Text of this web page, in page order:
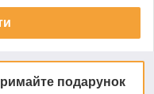
подарунок